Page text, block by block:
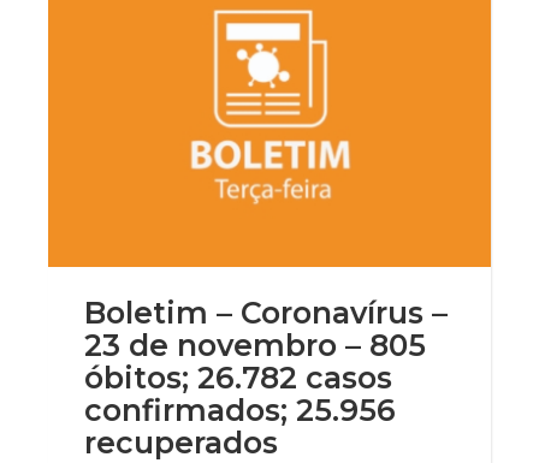
Boletim – Coronavírus –
23 de novembro – 805
óbitos; 26.782 casos
confirmados; 25.956
recuperados